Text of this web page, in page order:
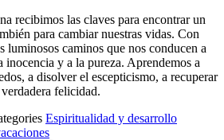
recibimos las claves para encontrar un
para cambiar nuestras vidas. Con
luminosos caminos que nos conducen a
inocencia y a la pureza. Aprendemos a
a disolver el escepticismo, a recuperar
felicidad.
Espiritualidad y desarrollo